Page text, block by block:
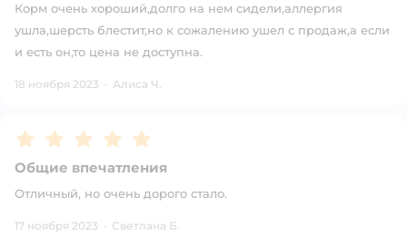
Корм очень хороший,долго на нем сидели,аллергия
ушла,шерсть блестит,но к сожалению ушел с продаж,а если
и есть он,то цена не доступна.
18 ноября 2023 · Алиса Ч.
Рейтинг:5
Общие впечатления
Отличный, но очень дорого стало.
17 ноября 2023 · Светлана Б.